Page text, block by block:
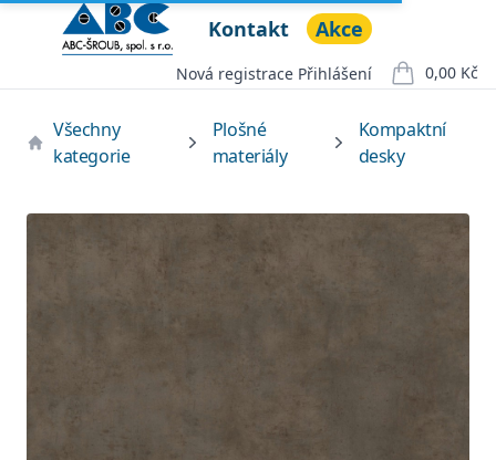
Open menu
ABC ŠROUB, spol. s r.o.Kontakt Akce
Nová registrace Přihlášení 0,00 Kč
položek v
Všechny
kategorie
Plošné
materiály
Kompaktní
desky